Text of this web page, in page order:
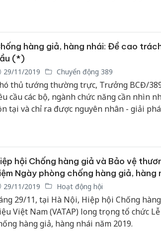
hàng giả, hàng nhái: Đề cao
(*)
29/11/2019 Chuyển động 389
thủ tướng thường trực, Trưởng BCĐ/
cầu các bộ, ngành chức năng cần nhìn
tại và chỉ ra được nguyên nhân - giải
hội Chống hàng giả và Bảo vệ
Ngày phòng chống hàng giả, hàng
29/11/2019 Hoạt động hội
29/11, tại Hà Nội, Hiệp hội Chống
Việt Nam (VATAP) long trọng tổ chức
hàng giả, hàng nhái năm 2019.